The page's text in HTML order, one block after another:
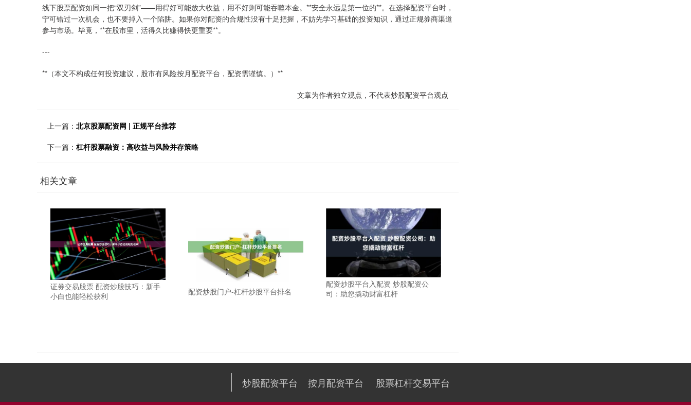
线下股票配资如同一把“双刃剑”——用得好可能放大收益，用不好则可能吞噬本金。**安全永远是第一位的**。在选择配资平台时，
宁可错过一次机会，也不要掉入一个陷阱。如果你对配资的合规性没有十足把握，不妨先学习基础的投资知识，通过正规券商渠道
参与市场。毕竟，**在股市里，活得久比赚得快更重要**。
---
**（本文不构成任何投资建议，股市有风险按月配资平台，配资需谨慎。）**
文章为作者独立观点，不代表炒股配资平台观点
上一篇： 北京股票配资网 | 正规平台推荐
下一篇： 杠杆股票融资：高收益与风险并存策略
相关文章
证券交易股票 配资炒股技巧：新手
小白也能轻松获利
配资炒股门户-杠杆炒股平台排名
配资炒股平台入配资 炒股配资公
司：助您撬动财富杠杆
炒股配资平台 按月配资平台 股票杠杆交易平台